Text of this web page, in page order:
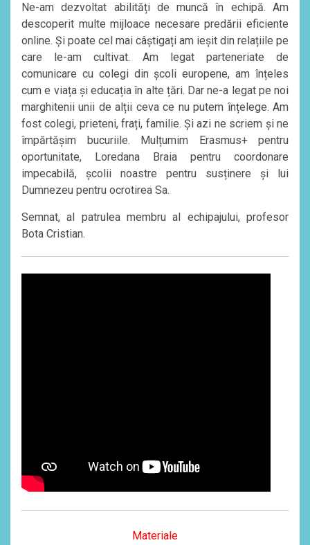
Ne-am dezvoltat abilități de muncă în echipă. Am
descoperit multe mijloace necesare predării eficiente
online. Și poate cel mai câștigați am ieșit din relațiile pe
care le-am cultivat. Am legat parteneriate de
comunicare cu colegi din școli europene, am înțeles
cum e viața și educația în alte țări. Dar ne-a legat pe noi
marghitenii unii de alții ceva ce nu putem înțelege. Am
fost colegi, prieteni, frați, familie. Și azi ne scriem și ne
împărtășim bucuriile. Mulțumim Erasmus+ pentru
oportunitate, Loredana Braia pentru coordonare
impecabilă, școlii noastre pentru susținere și lui
Dumnezeu pentru ocrotirea Sa.
Semnat, al patrulea membru al echipajului, profesor
Bota Cristian.
Materiale